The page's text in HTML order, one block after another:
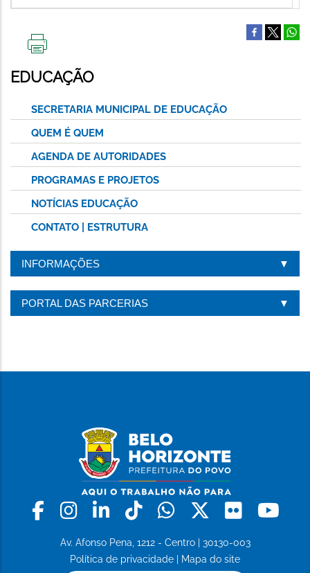
ESTA
PÁGINA
EDUCAÇÃO
SECRETARIA MUNICIPAL DE EDUCAÇÃO
QUEM É QUEM
AGENDA DE AUTORIDADES
PROGRAMAS E PROJETOS
NOTÍCIAS EDUCAÇÃO
CONTATO | ESTRUTURA
INFORMAÇÕES
PORTAL DAS PARCERIAS
Facebook
Instagram
LinkedinTiktokWhatsapp
X Flickr
Av. Afonso Pena, 1212 - Centro | 30130-003
Política de privacidade
Mapa do site